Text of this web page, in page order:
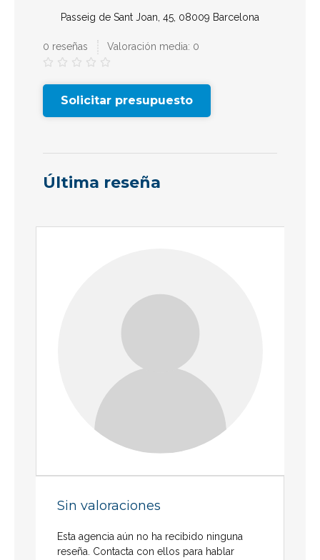
Passeig de Sant Joan, 45, 08009 Barcelona
0 reseñas Valoración media: 0
    
Solicitar presupuesto
Última reseña
Sin valoraciones
Esta agencia aún no ha recibido ninguna
reseña. Contacta con ellos para hablar